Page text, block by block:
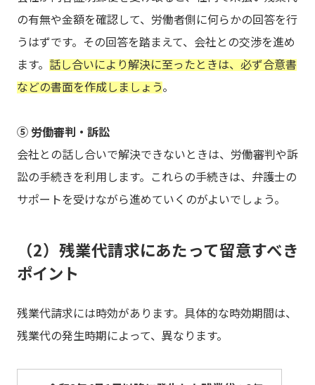
の有無や金額を確認して、労働者側に何らかの回答を行
うはずです。その回答を踏まえて、会社との交渉を進め
ます。 話し合いにより解決に至ったときは、必ず合意書
などの書面を作成しましょう。
⑤ 労働審判・訴訟
会社との話し合いで解決できないときは、労働審判や訴
訟の手続きを利用します。これらの手続きは、弁護士の
サポートを受けながら進めていくのがよいでしょう。
（2）残業代請求にあたって留意すべき
ポイント
残業代請求には時効があります。具体的な時効期間は、
残業代の発生時期によって、異なります。